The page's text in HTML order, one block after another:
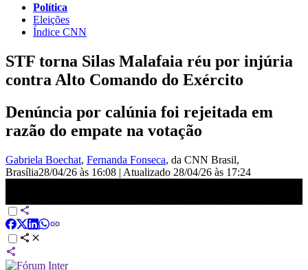
Política
Eleições
Índice CNN
STF torna Silas Malafaia réu por injúria
contra Alto Comando do Exército
Denúncia por calúnia foi rejeitada em
razão do empate na votação
Gabriela Boechat, Fernanda Fonseca, da CNN Brasil,
Brasília28/04/26 às 16:08 | Atualizado 28/04/26 às 17:24